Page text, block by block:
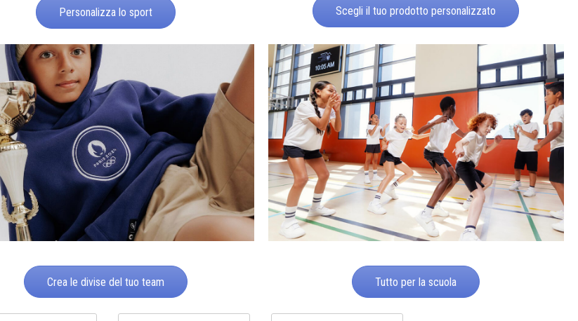
Personalizza lo sport Scegli il tuo prodotto personalizzato
Crea le divise del tuo team Tutto per la scuola